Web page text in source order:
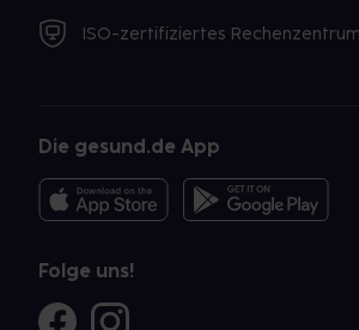
ISO-zertifiziertes Rechenzentrum
Die gesund.de App
Folge uns!